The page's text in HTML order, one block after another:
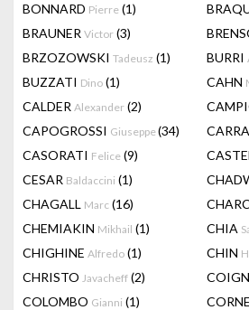
BONNARD Pierre (1)
BRAUNER Victor (3)
BRZOZOWSKI Tadeusz (1) BURRI
BUZZATI Dino (1) CAHN
CALDER Alexander (2)
CAPOGROSSI Giuseppe(34) CARRA
CASORATI Felice (9)
CESAR Baldaccini (1)
CHAGALL Marc (16)
CHEMIAKIN Mikhail (1) CHIA
CHIGHINE Alfredo (1) CHIN
CHRISTO Javacheff (2)
COLOMBO Gianni (1)